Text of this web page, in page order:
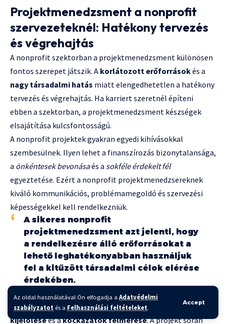
Az oldal használatával Ön elfogadja a Adatvédelmi
szabályzatot és a Felhasználási feltételeket.
Accept
Projektmenedzsment a nonprofit
szervezeteknél: Hatékony tervezés
és végrehajtás
A nonprofit szektorban a projektmenedzsment különösen
fontos szerepet játszik. A korlátozott erőforrásokés a
nagy társadalmi hatás miatt elengedhetetlen a hatékony
tervezés és végrehajtás. Ha karriert szeretnél építeni
ebben a szektorban, a projektmenedzsment készségek
elsajátítása kulcsfontosságú.
A nonprofit projektek gyakran egyedi kihívásokkal
szembesülnek. Ilyen lehet a finanszírozás bizonytalansága,
a önkéntesek bevonásaés a sokféle érdekelt fél
egyeztetése. Ezért a nonprofit projektmenedzsereknek
kiváló kommunikációs, problémamegoldó és szervezési
képességekkel kell rendelkezniük.
A sikeres nonprofit
projektmenedzsment azt jelenti, hogy
a rendelkezésre álló erőforrásokat a
lehető leghatékonyabban használjuk
fel a kitűzött társadalmi célok elérése
érdekében.
A kezdeti tervezési fázisban fontos aprojekt céljainak
pontos meghatározása, amérhető eredmények
kijelöléseés akockázatok felmérése. A projekt során